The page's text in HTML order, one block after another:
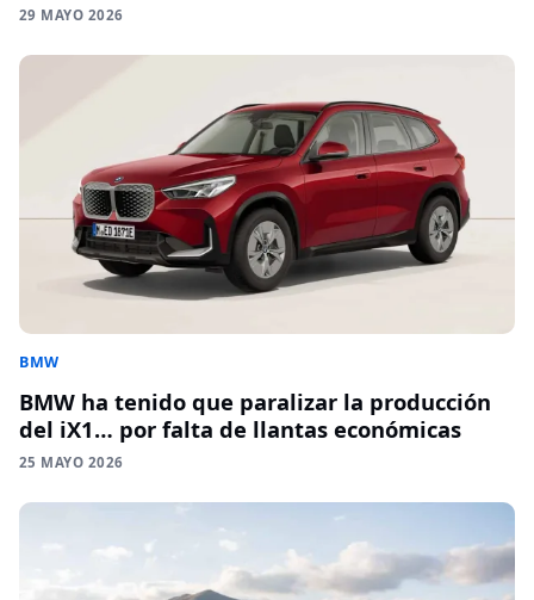
29 MAYO 2026
BMW
BMW ha tenido que paralizar la producción
del iX1… por falta de llantas económicas
25 MAYO 2026